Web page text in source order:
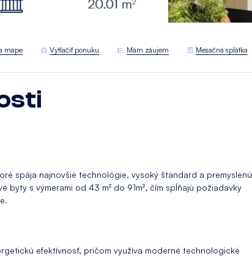
mape Vytlačiť ponuku Mám záujem Mesačná splátka
spája najnovšie technológie, vysoký štandard a premyslenú
s výmerami od 43 m² do 91m², čím spĺňajú požiadavky
efektívnosť, pričom využíva moderné technologické